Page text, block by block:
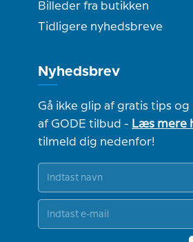
Billeder fra butikken
Tidligere nyhedsbreve
Nyhedsbrev
Gå ikke glip af gratis tips og
af GODE tilbud - Læs mere
tilmeld dig nedenfor!